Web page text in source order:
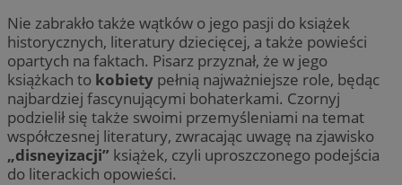
Nie zabrakło także wątków o jego pasji do książek
historycznych, literatury dziecięcej, a także powieści
opartych na faktach. Pisarz przyznał, że w jego
książkach to kobiety pełnią najważniejsze role, będąc
najbardziej fascynującymi bohaterkami. Czornyj
podzielił się także swoimi przemyśleniami na temat
współczesnej literatury, zwracając uwagę na zjawisko
„disneyizacji” książek, czyli uproszczonego podejścia
do literackich opowieści.